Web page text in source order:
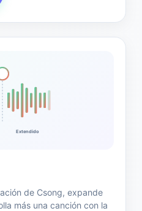
Extendido
de Csong, expande
más una canción con la